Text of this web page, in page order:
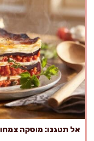
אל תטגנו: מוסקה